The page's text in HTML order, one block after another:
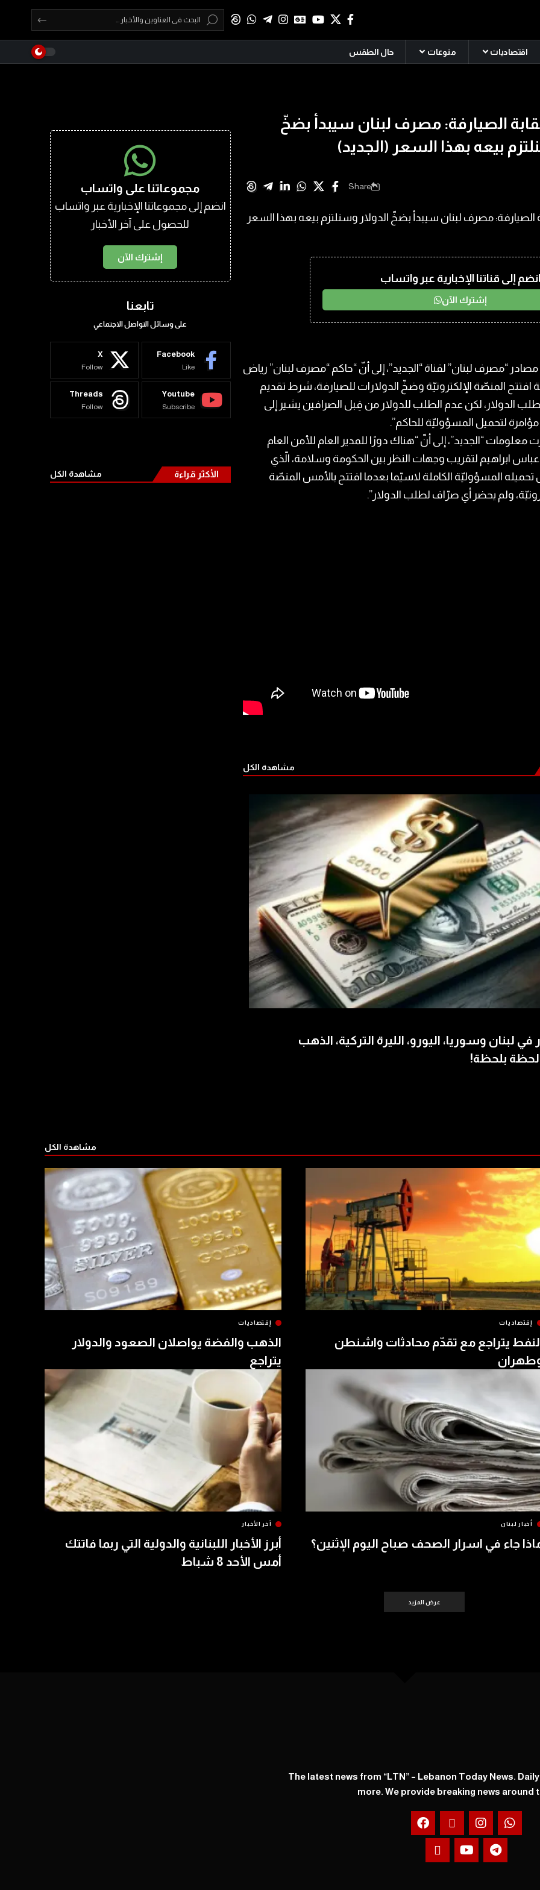
اقتصاديات منوعات حال الطقس
نقابة الصيارفة: مصرف لبنان سيبدأ بضخّ
بيعه بهذا السعر (الجديد)
Share
انضم إلى قناتنا الإخبارية عبر واتساب
إشترك الآن
“​مصرف لبنان​” لقناة “الجديد”، إلى أنّ “حاكم “مصرف لبنان” ​رياض
افتتح المنصّة الإلكترونيّة وضخّ ​الدولار​ات للصيارفة، شرط تقديم
لطلب الدولار، لكن عدم الطلب للدولار من قِبل الصرافين يشير إلى
لتحميل المسؤوليّة للحاكم”.
معلومات “الجديد”، إلى أنّ “هناك دورًا للمدير العام للأمن العام
​عباس ابراهيم​ لتقريب وجهات النظر بين ​الحكومة​ وسلامة، الّذي
المسؤوليّة الكاملة لاسيّما بعدما افتتح بالأمس المنصّة
ولم يحضر أي صرّاف لطلب الدولار”.
مشاهدة الكل
في لبنان وسوريا، اليورو، الليرة التركية، الذهب
لحظة بلحظة!
مجموعاتنا على واتساب
انضم إلى مجموعاتنا الإخبارية عبر واتساب
للحصول على آخر الأخبار
إشترك الآن
تابعنا
على وسائل التواصل الاجتماعي
Facebook
Like
X
Follow
Youtube
Subscribe
Threads
Follow
الأكثر قراءة مشاهدة الكل
مشاهدة الكل
إقتصاديات
يتراجع مع تقدّم محادثات واشنطن
إقتصاديات
الذهب والفضة يواصلان الصعود والدولار
يتراجع
أخبار لبنان
جاء في اسرار الصحف صباح اليوم الإثنين؟
آخر الأخبار
أبرز الأخبار اللبنانية والدولية التي ربما فاتتك
أمس الأحد 8 شباط
عرض المزيد
The latest news from “LTN” – Lebanon Today News.
more. We provide breaking news around